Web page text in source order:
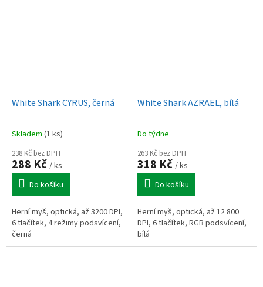
White Shark CYRUS, černá
Skladem (1 ks)
238 Kč bez DPH
288 Kč / ks
Do košíku
Herní myš, optická, až 3200 DPI,
6 tlačítek, 4 režimy podsvícení,
černá
White Shark AZRAEL, bílá
Do týdne
263 Kč bez DPH
318 Kč / ks
Do košíku
Herní myš, optická, až 12 800
DPI, 6 tlačítek, RGB podsvícení,
bílá